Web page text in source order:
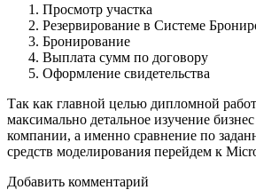
Просмотр участка
Резервирование в Системе
Бронирование
Выплата сумм по договору
Оформление свидетельства
Так как главной целью дипломной
максимально детальное изучение
компании, а именно сравнение по
средств моделирования перейдем к
Добавить комментарий